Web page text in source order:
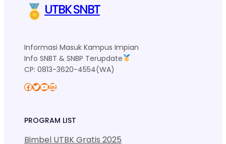
UTBK SNBT
Informasi Masuk Kampus Impian
Info SNBT & SNBP Terupdate
CP: 0813-3620-4554(WA)
Facebook Twitter YouTube LinkedIn
PROGRAM LIST
Bimbel UTBK Gratis 2025